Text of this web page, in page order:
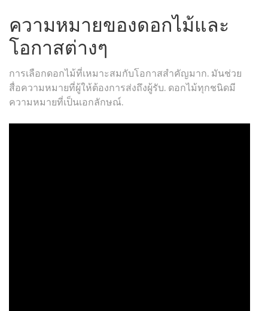
ความหมายของดอกไม้และ
โอกาสต่างๆ
การเลือกดอกไม้ที่เหมาะสมกับโอกาสสำคัญมาก. มันช่วย
สื่อความหมายที่ผู้ให้ต้องการส่งถึงผู้รับ. ดอกไม้ทุกชนิดมี
ความหมายที่เป็นเอกลักษณ์.